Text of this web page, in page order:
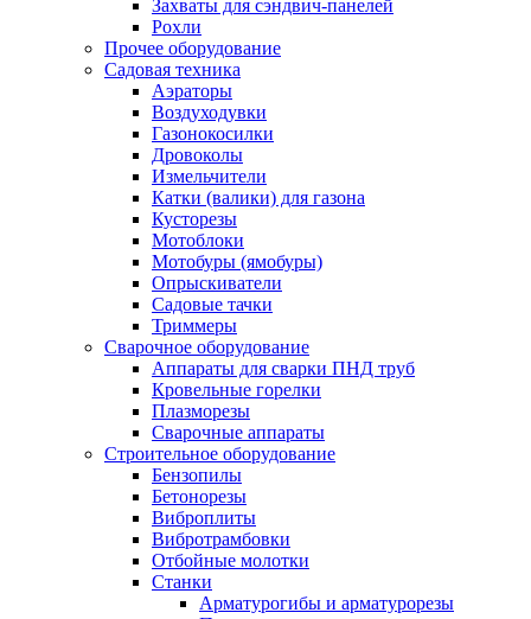
Захваты для сэндвич-панелей
Рохли
Прочее оборудование
Садовая техника
Аэраторы
Воздуходувки
Газонокосилки
Дровоколы
Измельчители
Катки (валики) для газона
Кусторезы
Мотоблоки
Мотобуры (ямобуры)
Опрыскиватели
Садовые тачки
Триммеры
Сварочное оборудование
Аппараты для сварки ПНД труб
Кровельные горелки
Плазморезы
Сварочные аппараты
Строительное оборудование
Бензопилы
Бетонорезы
Виброплиты
Вибротрамбовки
Отбойные молотки
Станки
Арматурогибы и арматурорезы